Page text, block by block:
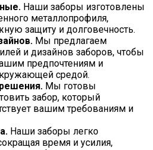
Наши заборы изготовлены
металлопрофиля,
защиту и долговечность.
Мы предлагаем
и дизайнов заборов, чтобы
предпочтениям и
средой.
Мы готовы
забор, который
вашим требованиям и
Наши заборы легко
время и усилия,